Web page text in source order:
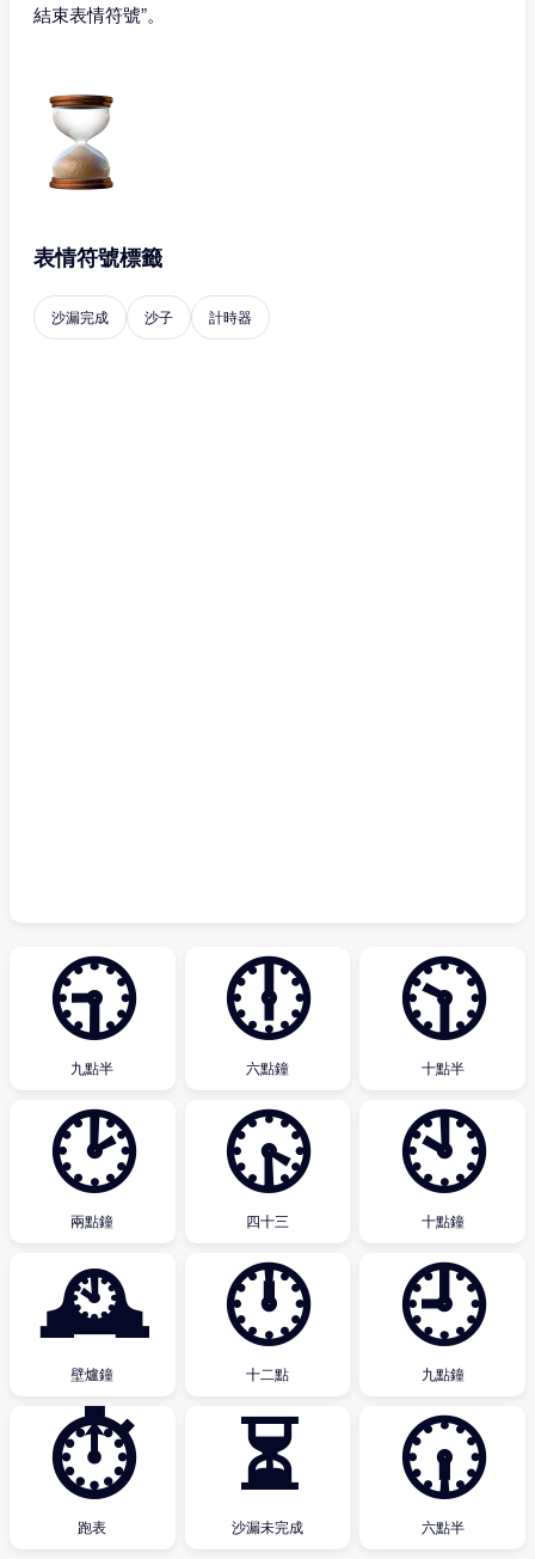
結束表情符號”。
表情符號標籤
沙漏完成 沙子 計時器
🕤
九點半
🕕
六點鐘
🕥
十點半
🕑
兩點鐘
🕟
四十三
🕙
十點鐘
🕰
壁爐鐘
🕛
十二點
🕘
九點鐘
⏱
跑表
⏳
沙漏未完成
🕡
六點半